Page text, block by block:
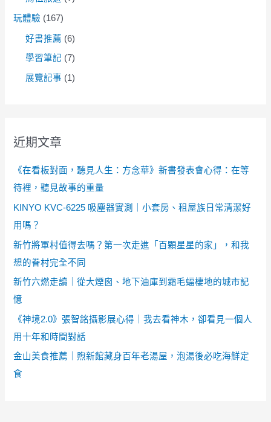
玩體驗 (167)
好書推薦 (6)
學習筆記 (7)
展覽記事 (1)
近期文章
《在看板對面，聽見人生：方念華》新書發表會心得：在等
待裡，聽見故事的重量
KINYO KVC-6225 吸塵器實測｜小套房、租屋族日常清潔好
用嗎？
新竹將軍村值得去嗎？第一次走進「百顆星星的家」，和我
想的眷村完全不同
新竹六燃走讀｜從大煙囪、地下油庫到霜毛蝠棲地的城市記
憶
《神境2.0》張智銘攝影展心得｜我去看神木，卻看見一個人
用十年和時間對話
金山美食推薦｜煦新館藏身百年老湯屋，泡湯後必吃海鮮定
食